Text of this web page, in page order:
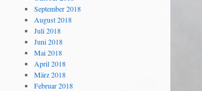
September 2018
August 2018
Juli 2018
Juni 2018
Mai 2018
April 2018
März 2018
Februar 2018